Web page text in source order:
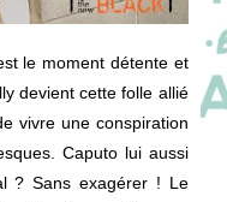
le moment détente et
devient cette folle allié
vivre une conspiration
Caputo lui aussi
? Sans exagérer ! Le